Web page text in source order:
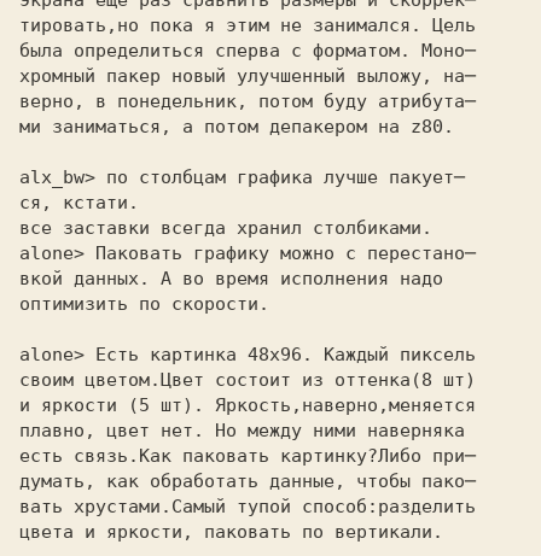
тировать,но пока я этим не занимался. Цель
была определиться сперва с форматом. Моно─
хромный пакер новый улучшенный выложу, на─
верно, в понедельник, потом буду атрибута─
ми заниматься, а потом депакером на z80.
alx_bw> по столбцам графика лучше пакует─
ся, кстати.
все заставки всегда хранил столбиками.
alone> Паковать графику можно с перестано─
вкой данных. А во время исполнения надо
оптимизить по скорости.
alone> Есть картинка 48х96. Каждый пиксель
своим цветом.Цвет состоит из оттенка(8 шт)
и яркости (5 шт). Яркость,наверно,меняется
плавно, цвет нет. Но между ними наверняка
есть связь.Как паковать картинку?Либо при─
думать, как обработать данные, чтобы пако─
вать хрустами.Самый тупой способ:разделить
цвета и яркости, паковать по вертикали.